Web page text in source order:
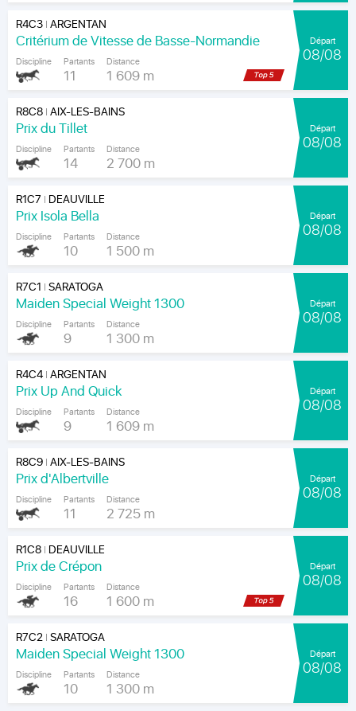
R4C3|ARGENTAN
Critérium de Vitesse de Basse-Normandie
Discipline Partants
11
Distance
1 609 m
Départ
08/08
R8C8|AIX-LES-BAINS
Prix du Tillet
Discipline Partants
14
Distance
2 700 m
Départ
08/08
R1C7 | DEAUVILLE
Prix Isola Bella
Discipline Partants
10
Distance
1 500 m
Départ
08/08
R7C1 |SARATOGA
Maiden Special Weight 1300
Discipline Partants
9
Distance
1 300 m
Départ
08/08
R4C4|ARGENTAN
Prix Up And Quick
Discipline Partants
9
Distance
1 609 m
Départ
08/08
R8C9|AIX-LES-BAINS
Prix d'Albertville
Discipline Partants
11
Distance
2 725 m
Départ
08/08
R1C8| DEAUVILLE
Prix de Crépon
Discipline Partants
16
Distance
1 600 m
Départ
08/08
R7C2|SARATOGA
Maiden Special Weight 1300
Discipline Partants
10
Distance
1 300 m
Départ
08/08